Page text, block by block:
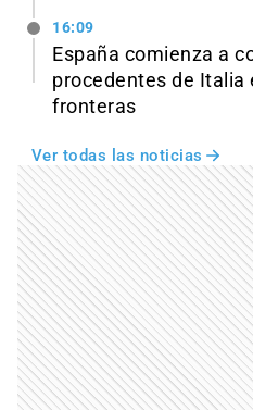
16:09
España comienza a
procedentes de Italia
fronteras
Ver todas las noticias